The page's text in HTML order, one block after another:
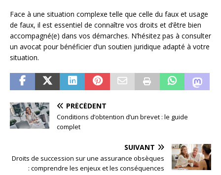
Face à une situation complexe telle que celle du faux et usage
de faux, il est essentiel de connaître vos droits et d’être bien
accompagné(e) dans vos démarches. N’hésitez pas à consulter
un avocat pour bénéficier d’un soutien juridique adapté à votre
situation.
PRÉCÉDENT
Conditions d’obtention d’un brevet : le guide
complet
SUIVANT
Droits de succession sur une assurance obsèques
: comprendre les enjeux et les conséquences